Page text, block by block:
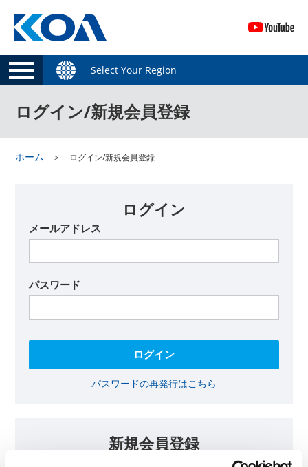
Select Your Region
ログイン/新規会員登録
ホーム ログイン/新規会員登録
ログイン
メールアドレス
パスワード
パスワードの再発行はこちら
新規会員登録